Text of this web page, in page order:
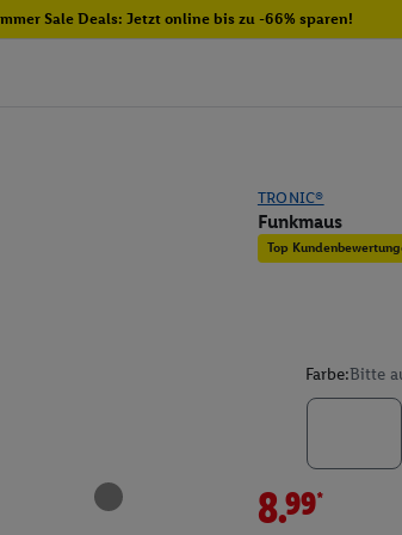
Sale Deals: Jetzt online bis zu -66% sparen!
TRONIC®
Funkmaus
Top
Farbe:Bitte
8.99*